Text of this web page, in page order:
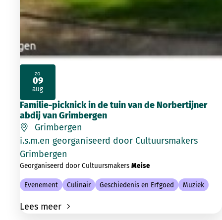
Familie-picknick in de tuin van de Norbertijner
abdij van Grimbergen
Grimbergen
i.s.m.en georganiseerd door Cultuursmakers
Grimbergen
Georganiseerd door Cultuursmakers Meise
Evenement Culinair Geschiedenis en Erfgoed Muziek
Lees meer
zo
09
aug
2026